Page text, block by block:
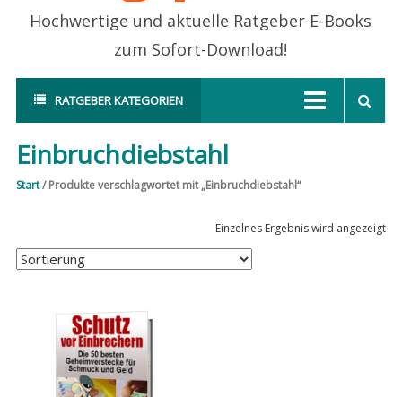
Hochwertige und aktuelle Ratgeber E-Books
zum Sofort-Download!
RATGEBER KATEGORIEN
Einbruchdiebstahl
Start/ Produkte verschlagwortet mit „Einbruchdiebstahl“
Einzelnes Ergebnis wird angezeigt